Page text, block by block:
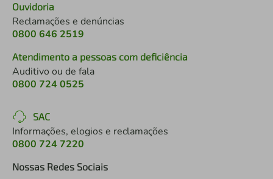
Ouvidoria
Reclamações e denúncias
0800 646 2519
Atendimento a pessoas com deficiência
Auditivo ou de fala
0800 724 0525
SAC
Informações, elogios e reclamações
0800 724 7220
Nossas Redes Sociais